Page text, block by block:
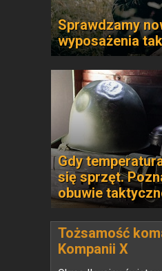
Sprawdzamy
wyposażenia
Gdy
się sprzęt.
obuwie
Tożsamość
Kompanii X